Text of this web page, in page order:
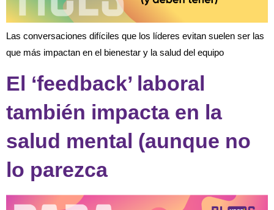
Las conversaciones difíciles que los líderes evitan suelen ser las
que más impactan en el bienestar y la salud del equipo
El ‘feedback’ laboral
también impacta en la
salud mental (aunque no
lo parezca